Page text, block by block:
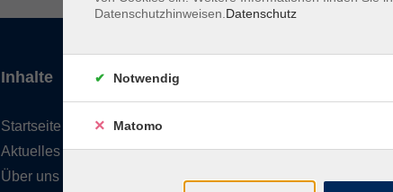
Inhalte
Startseite
Aktuelles
Über uns
91161 Hilpoltstein
info@vhs-roth.de
Datenschutzhinweisen. Datenschutz
Notwendig
Matomo